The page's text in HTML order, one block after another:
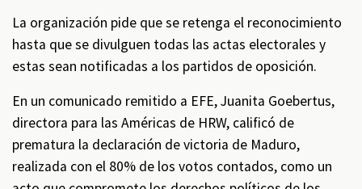
La organización pide que se retenga el reconocimiento
hasta que se divulguen todas las actas electorales y
estas sean notificadas a los partidos de oposición.
En un comunicado remitido a EFE, Juanita Goebertus,
directora para las Américas de HRW, calificó de
prematura la declaración de victoria de Maduro,
realizada con el 80% de los votos contados, como un